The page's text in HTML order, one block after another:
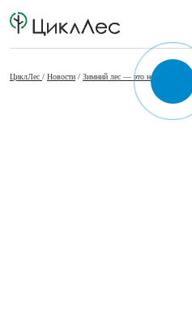
ЦиклЛес / Новости / Зимний лес — это не только